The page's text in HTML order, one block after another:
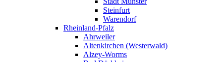
Steinfurt
Warendorf
Rheinland-Pfalz
Ahrweiler
Altenkirchen (Westerwald)
Alzey-Worms